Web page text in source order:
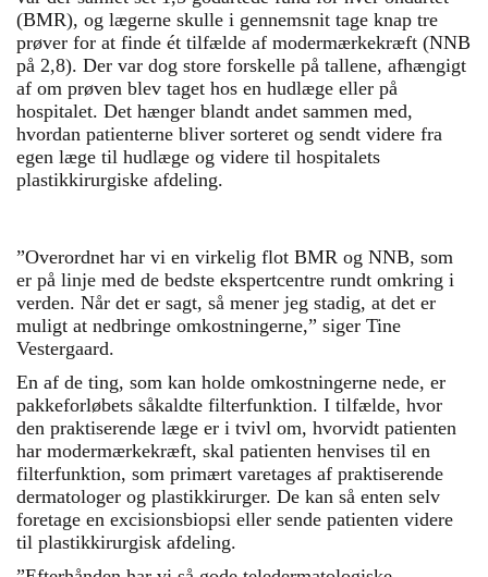
(BMR), og lægerne skulle i gennemsnit tage knap tre
prøver for at finde ét tilfælde af modermærkekræft (NNB
på 2,8). Der var dog store forskelle på tallene, afhængigt
af om prøven blev taget hos en hudlæge eller på
hospitalet. Det hænger blandt andet sammen med,
hvordan patienterne bliver sorteret og sendt videre fra
egen læge til hudlæge og videre til hospitalets
plastikkirurgiske afdeling.
”Overordnet har vi en virkelig flot BMR og NNB, som
er på linje med de bedste ekspert­centre rundt omkring i
verden. Når det er sagt, så mener jeg stadig, at det er
muligt at nedbringe omkostningerne,” siger Tine
Vestergaard.
En af de ting, som kan holde omkostningerne nede, er
pakkeforløbets såkaldte filterfunktion. I tilfælde, hvor
den praktiserende læge er i tvivl om, hvorvidt patienten
har modermærkekræft, skal patienten henvises til en
filterfunktion, som primært varetages af praktiserende
dermatologer og plastikkirurger. De kan så enten selv
foretage en excisionsbiopsi eller sende patienten videre
til plastikkirurgisk afdeling.